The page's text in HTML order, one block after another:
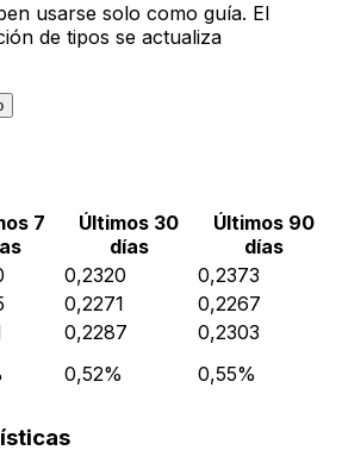
usarse solo como guía. El
de tipos se actualiza
7
Últimos 30
días
Últimos 90
días
0,2320
0,2373
0,2271
0,2267
0,2287
0,2303
0,52% 0,55%